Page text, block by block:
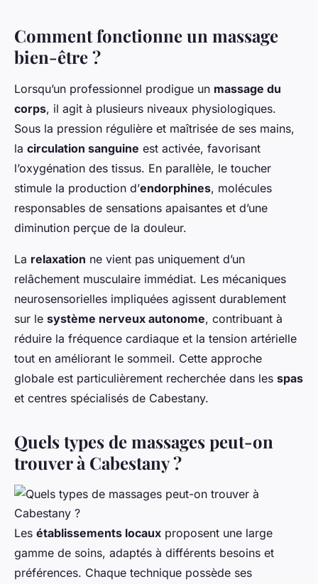
Comment fonctionne un massage
bien-être ?
Lorsqu’un professionnel prodigue un massage du
corps, il agit à plusieurs niveaux physiologiques.
Sous la pression régulière et maîtrisée de ses mains,
la circulation sanguine est activée, favorisant
l’oxygénation des tissus. En parallèle, le toucher
stimule la production d’endorphines, molécules
responsables de sensations apaisantes et d’une
diminution perçue de la douleur.
La relaxation ne vient pas uniquement d’un
relâchement musculaire immédiat. Les mécaniques
neurosensorielles impliquées agissent durablement
sur le système nerveux autonome, contribuant à
réduire la fréquence cardiaque et la tension artérielle
tout en améliorant le sommeil. Cette approche
globale est particulièrement recherchée dans les spas
et centres spécialisés de Cabestany.
Quels types de massages peut-on
trouver à Cabestany ?
Les établissements locaux proposent une large
gamme de soins, adaptés à différents besoins et
préférences. Chaque technique possède ses